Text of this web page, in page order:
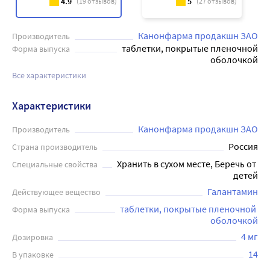
Производитель Канонфарма продакшн ЗАО
Форма выпуска
таблетки, покрытые пленочной
оболочкой
Все характеристики
Характеристики
Производитель Канонфарма продакшн ЗАО
Страна производитель Россия
Специальные свойства
Хранить в сухом месте, Беречь от
детей
Действующее вещество Галантамин
Форма выпуска
таблетки, покрытые пленочной
оболочкой
Дозировка 4 мг
В упаковке 14